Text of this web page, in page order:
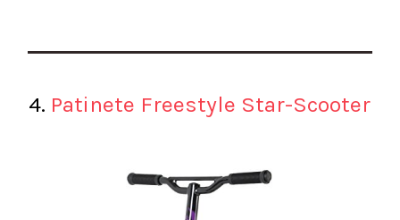
4. Patinete Freestyle Star-Scooter